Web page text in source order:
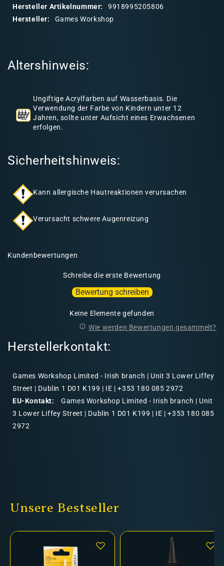
n
Hersteller Artikelnummer:
9918995205806
Hersteller:
Games Workshop
Altershinweis:
Ungiftige Acrylfarben auf Wasserbasis. Die
Verwendung der Farbe von Kindern unter 12
Jahren, sollte unter Aufsicht eines Erwachsenen
erfolgen.
Sicherheitshinweis:
Kann allergische Hautreaktionen verursachen
Verursacht schwere Augenreizung
Kundenbewertungen
Schreibe die erste Bewertung
Bewertung schreiben
Keine Elemente gefunden
Wie werden Bewertungen gesammelt?
Herstellerkontakt:
Games Workshop Limited - Irish branch | Unit 3 Lower Liffey
Street | Dublin 1 D01 K199 | IE | +353 180 085 2972
EU-Kontakt:
Games Workshop Limited - Irish branch | Unit
3 Lower Liffey Street | Dublin 1 D01 K199 | IE | +353 180 085
2972
Unsere Bestseller